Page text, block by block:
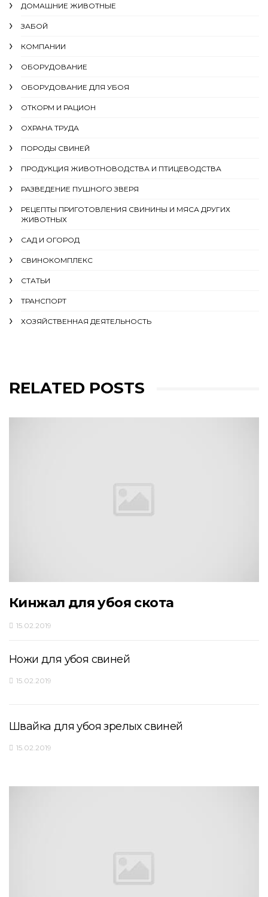
ДОМАШНИЕ ЖИВОТНЫЕ
ЗАБОЙ
КОМПАНИИ
ОБОРУДОВАНИЕ
ОБОРУДОВАНИЕ ДЛЯ УБОЯ
ОТКОРМ И РАЦИОН
ОХРАНА ТРУДА
ПОРОДЫ СВИНЕЙ
ПРОДУКЦИЯ ЖИВОТНОВОДСТВА И ПТИЦЕВОДСТВА
РАЗВЕДЕНИЕ ПУШНОГО ЗВЕРЯ
РЕЦЕПТЫ ПРИГОТОВЛЕНИЯ СВИНИНЫ И МЯСА ДРУГИХ
ЖИВОТНЫХ
САД И ОГОРОД
СВИНОКОМПЛЕКС
СТАТЬИ
ТРАНСПОРТ
ХОЗЯЙСТВЕННАЯ ДЕЯТЕЛЬНОСТЬ
RELATED POSTS
Кинжал для убоя скота
15.02.2019
Ножи для убоя свиней
15.02.2019
Швайка для убоя зрелых свиней
15.02.2019